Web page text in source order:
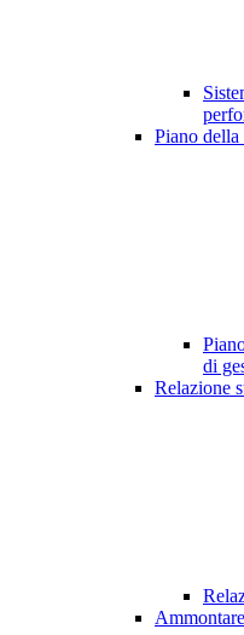
Piano della
di
Relazione